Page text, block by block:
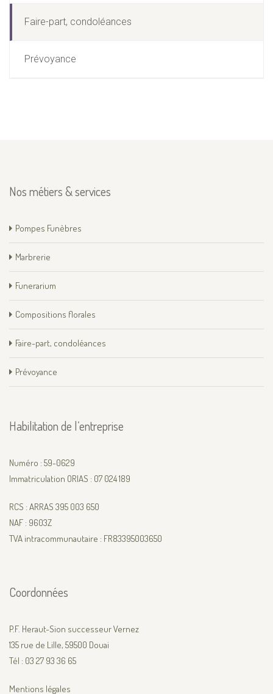
Faire-part, condoléances
Prévoyance
Nos métiers & services
Pompes Funèbres
Marbrerie
Funerarium
Compositions florales
Faire-part, condoléances
Prévoyance
Habilitation de l’entreprise
Numéro : 59-0629
Immatriculation ORIAS : 07 024 189
RCS : ARRAS 395 003 650
NAF : 9603Z
TVA intracommunautaire : FR83395003650
Coordonnées
P.F. Heraut-Sion successeur Vernez
135 rue de Lille, 59500 Douai
Tél : 03 27 93 36 65
Mentions légales